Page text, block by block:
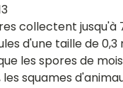
collectent jusqu'à
d'une taille de 0,3
les spores de
les squames